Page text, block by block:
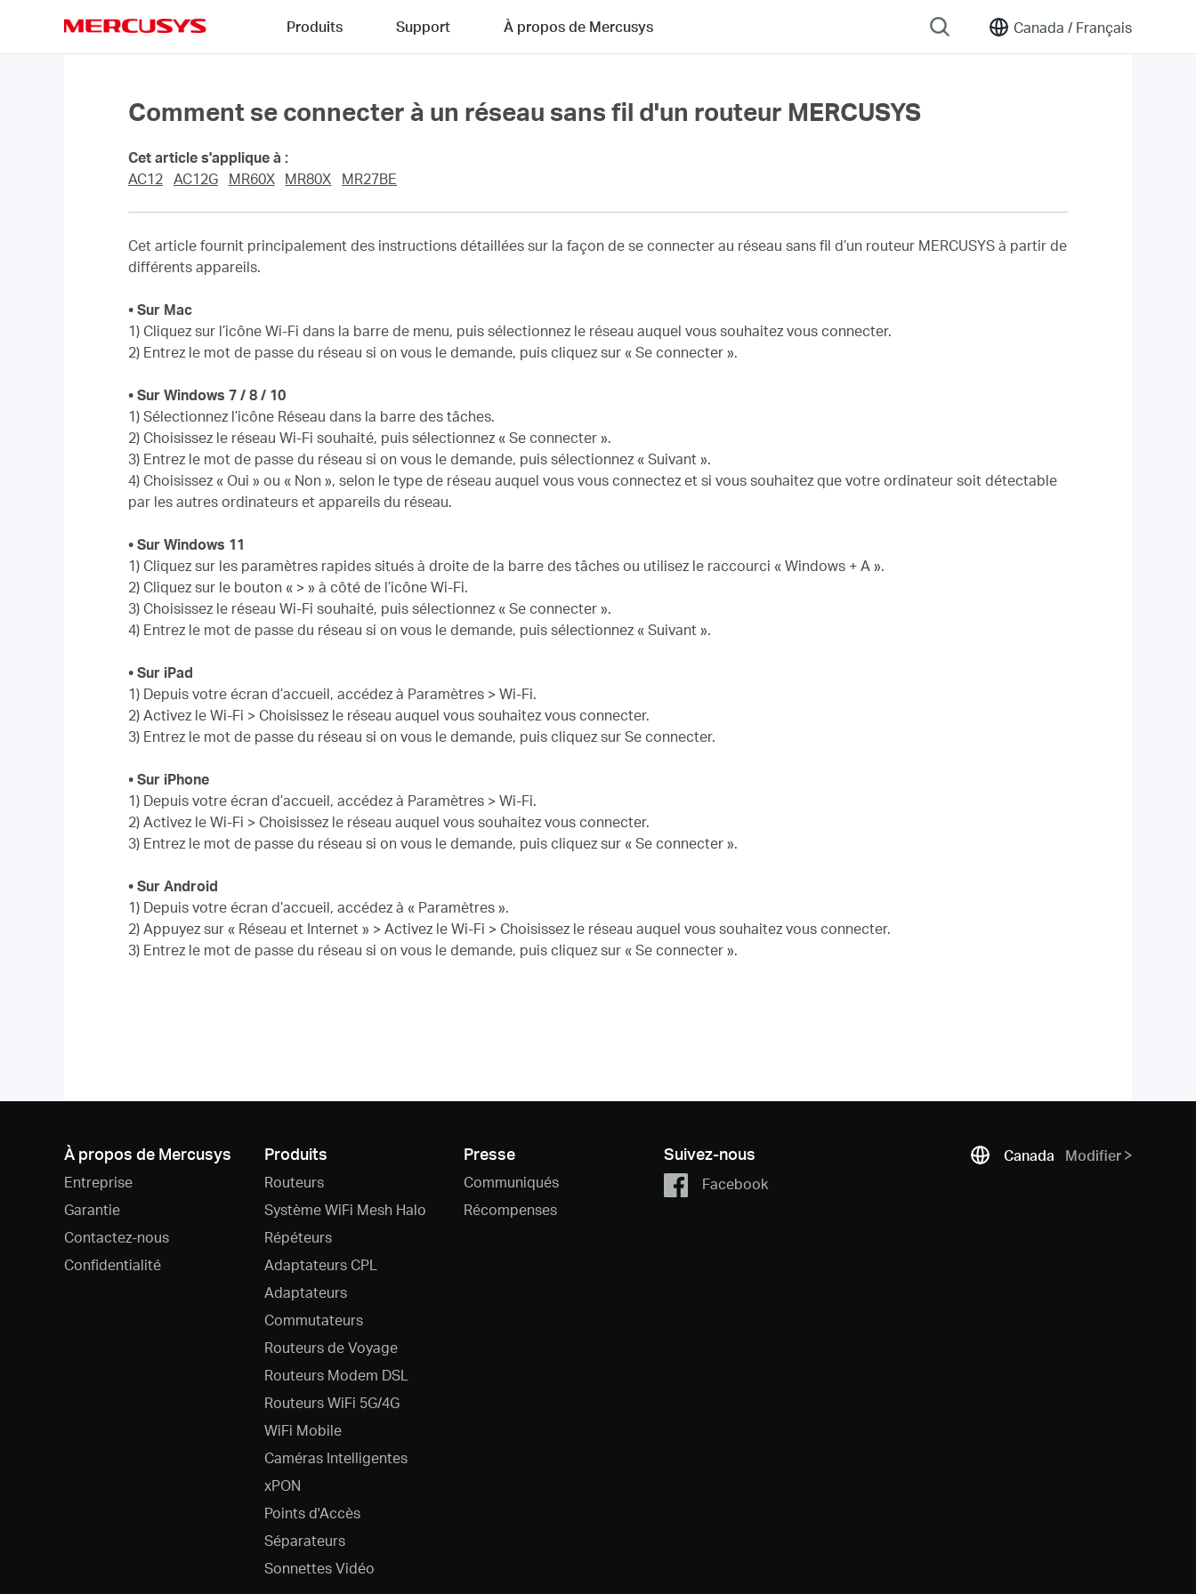
Canada / Français
Produits Support À propos de Mercusys
Comment se connecter à un réseau sans fil d'un routeur MERCUSYS
Cet article s'applique à :
AC12 AC12G MR60X MR80X MR27BE
Cet article fournit principalement des instructions détaillées sur la façon de se connecter au réseau sans fil d’un routeur MERCUSYS à partir de
différents appareils.
• Sur Mac
1) Cliquez sur l’icône Wi-Fi dans la barre de menu, puis sélectionnez le réseau auquel vous souhaitez vous connecter.
2) Entrez le mot de passe du réseau si on vous le demande, puis cliquez sur « Se connecter ».
• Sur Windows 7 / 8 / 10
1) Sélectionnez l’icône Réseau dans la barre des tâches.
2) Choisissez le réseau Wi-Fi souhaité, puis sélectionnez « Se connecter ».
3) Entrez le mot de passe du réseau si on vous le demande, puis sélectionnez « Suivant ».
4) Choisissez « Oui » ou « Non », selon le type de réseau auquel vous vous connectez et si vous souhaitez que votre ordinateur soit détectable
par les autres ordinateurs et appareils du réseau.
• Sur Windows 11
1) Cliquez sur les paramètres rapides situés à droite de la barre des tâches ou utilisez le raccourci « Windows + A ».
2) Cliquez sur le bouton « > » à côté de l’icône Wi-Fi.
3) Choisissez le réseau Wi-Fi souhaité, puis sélectionnez « Se connecter ».
4) Entrez le mot de passe du réseau si on vous le demande, puis sélectionnez « Suivant ».
• Sur iPad
1) Depuis votre écran d’accueil, accédez à Paramètres > Wi-Fi.
2) Activez le Wi-Fi > Choisissez le réseau auquel vous souhaitez vous connecter.
3) Entrez le mot de passe du réseau si on vous le demande, puis cliquez sur Se connecter.
• Sur iPhone
1) Depuis votre écran d’accueil, accédez à Paramètres > Wi-Fi.
2) Activez le Wi-Fi > Choisissez le réseau auquel vous souhaitez vous connecter.
3) Entrez le mot de passe du réseau si on vous le demande, puis cliquez sur « Se connecter ».
• Sur Android
1) Depuis votre écran d’accueil, accédez à « Paramètres ».
2) Appuyez sur « Réseau et Internet » > Activez le Wi-Fi > Choisissez le réseau auquel vous souhaitez vous connecter.
3) Entrez le mot de passe du réseau si on vous le demande, puis cliquez sur « Se connecter ».
À propos de Mercusys
Entreprise
Garantie
Contactez-nous
Confidentialité
Produits
Routeurs
Système WiFi Mesh Halo
Répéteurs
Adaptateurs CPL
Adaptateurs
Commutateurs
Routeurs de Voyage
Routeurs Modem DSL
Routeurs WiFi 5G/4G
WiFi Mobile
Caméras Intelligentes
xPON
Points d'Accès
Séparateurs
Sonnettes Vidéo
Presse
Communiqués
Récompenses
Suivez-nous
Facebook
Canada Modifier